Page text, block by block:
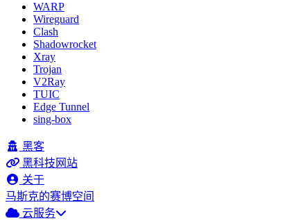
WARP
Wireguard
Clash
Shadowrocket
Xray
Trojan
V2Ray
TUIC
Edge Tunnel
sing-box
黑客
黑科技网站
关于
马斯克的赛博空间
云服务